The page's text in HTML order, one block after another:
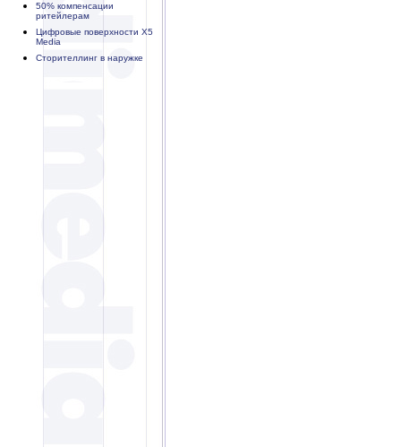
50% компенсации
ритейлерам
Цифровые поверхности X5
Media
Сторителлинг в наружке